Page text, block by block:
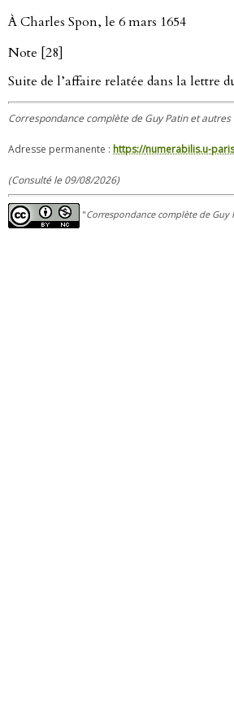
À Charles Spon, le 6 mars 1654
Note [28]
Suite de l’affaire relatée dans la lettre
Correspondance complète de Guy Patin et autres
Adresse permanente : https://numerabilis.u-
(Consulté le 09/08/2026)
"Correspondance complète de Guy